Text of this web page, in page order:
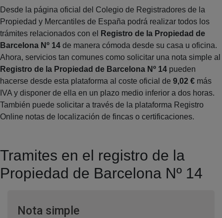
Desde la página oficial del Colegio de Registradores de la
Propiedad y Mercantiles de España podrá realizar todos los
trámites relacionados con el
Registro de la Propiedad de
Barcelona Nº 14 de manera cómoda desde su casa u oficina.
Ahora, servicios tan comunes como solicitar una nota simple al
Registro de la Propiedad de Barcelona Nº 14 pueden
hacerse desde esta plataforma al coste oficial de 9,02 € más
IVA y disponer de ella en un plazo medio inferior a dos horas.
También puede solicitar a través de la plataforma Registro
Online notas de localización de fincas o certificaciones.
Tramites en el registro de la
Propiedad de Barcelona Nº 14
Nota simpleVentana nueva